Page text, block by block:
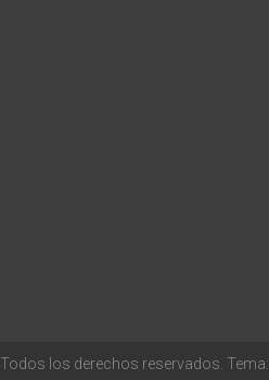
. Todos los derechos reservados. Tema: